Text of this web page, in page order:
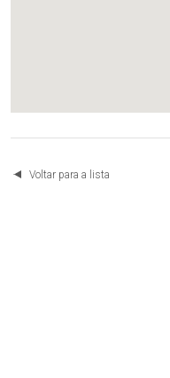
Voltar para a lista